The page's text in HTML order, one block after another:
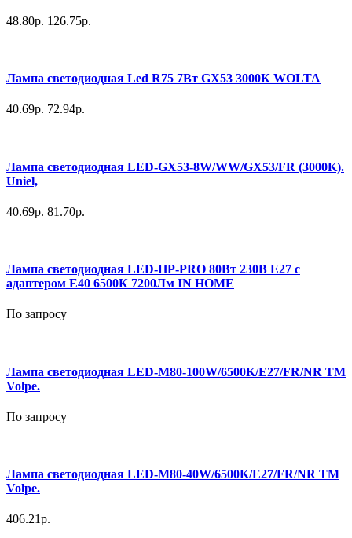
48.80р. 126.75р.
Лампа светодиодная Led R75 7Вт GX53 3000К WOLTA
40.69р. 72.94р.
Лампа светодиодная LED-GX53-8W/WW/GX53/FR (3000K).
Uniel,
40.69р. 81.70р.
Лампа светодиодная LED-HP-PRO 80Вт 230В E27 с
адаптером Е40 6500К 7200Лм IN HOME
По запросу
Лампа светодиодная LED-M80-100W/6500K/E27/FR/NR ТМ
Volpe.
По запросу
Лампа светодиодная LED-M80-40W/6500K/E27/FR/NR ТМ
Volpe.
406.21р.